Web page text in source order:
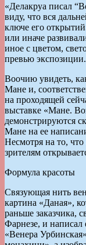
«Делакруа писал
виду, что вся
ключе его
или иначе
иное с цветом,
превью экспозиции.
Воочию увидеть,
Мане и,
на проходящей
выставке «Мане.
демонстрируются
Мане на ее
Несмотря на то, что
зрителям
Формула красоты
Связующая нить
картина «Даная»,
раньше заказчика,
Фарнезе, и написал
«Венера